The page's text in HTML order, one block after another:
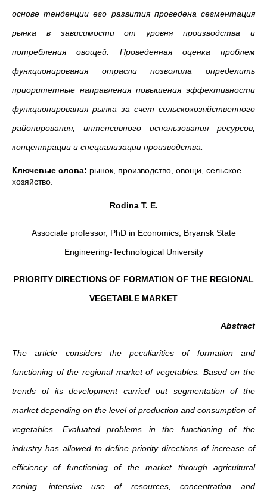
основе тенденции его развития проведена сегментация
рынка в зависимости от уровня производства и
потребления овощей. Проведенная оценка проблем
функционирования отрасли позволила определить
приоритетные направления повышения эффективности
функционирования рынка за счет сельскохозяйственного
районирования, интенсивного использования ресурсов,
концентрации и специализации производства.
Ключевые слова: рынок, производство, овощи, сельское
хозяйство.
Rodina T. Е.
Associate professor, PhD in Economics, Bryansk State
Engineering-Technological University
PRIORITY DIRECTIONS OF FORMATION OF THE REGIONAL
VEGETABLE MARKET
Abstract
The article considers the peculiarities of formation and
functioning of the regional market of vegetables. Based on the
trends of its development carried out segmentation of the
market depending on the level of production and consumption of
vegetables. Evaluated problems in the functioning of the
industry has allowed to define priority directions of increase of
efficiency of functioning of the market through agricultural
zoning, intensive use of resources, concentration and